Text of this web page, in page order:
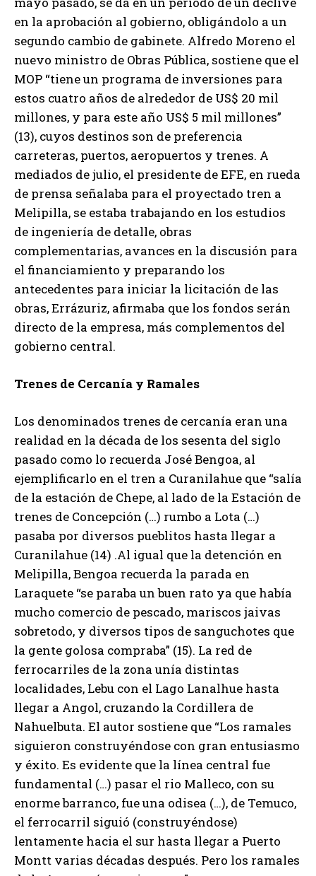
en la aprobación al gobierno, obligándolo a un
segundo cambio de gabinete. Alfredo Moreno el
nuevo ministro de Obras Pública, sostiene que el
MOP “tiene un programa de inversiones para
estos cuatro años de alrededor de US$ 20 mil
millones, y para este año US$ 5 mil millones”
(13), cuyos destinos son de preferencia
carreteras, puertos, aeropuertos y trenes. A
mediados de julio, el presidente de EFE, en rueda
de prensa señalaba para el proyectado tren a
Melipilla, se estaba trabajando en los estudios
de ingeniería de detalle, obras
complementarias, avances en la discusión para
el financiamiento y preparando los
antecedentes para iniciar la licitación de las
obras, Errázuriz, afirmaba que los fondos serán
directo de la empresa, más complementos del
gobierno central.
Trenes de Cercanía y Ramales
Los denominados trenes de cercanía eran una
realidad en la década de los sesenta del siglo
pasado como lo recuerda José Bengoa, al
ejemplificarlo en el tren a Curanilahue que “salía
de la estación de Chepe, al lado de la Estación de
trenes de Concepción (…) rumbo a Lota (…)
pasaba por diversos pueblitos hasta llegar a
Curanilahue (14) .Al igual que la detención en
Melipilla, Bengoa recuerda la parada en
Laraquete “se paraba un buen rato ya que había
mucho comercio de pescado, mariscos jaivas
sobretodo, y diversos tipos de sanguchotes que
la gente golosa compraba” (15). La red de
ferrocarriles de la zona unía distintas
localidades, Lebu con el Lago Lanalhue hasta
llegar a Angol, cruzando la Cordillera de
Nahuelbuta. El autor sostiene que “Los ramales
siguieron construyéndose con gran entusiasmo
y éxito. Es evidente que la línea central fue
fundamental (…) pasar el rio Malleco, con su
enorme barranco, fue una odisea (…), de Temuco,
el ferrocarril siguió (construyéndose)
lentamente hacia el sur hasta llegar a Puerto
Montt varias décadas después. Pero los ramales